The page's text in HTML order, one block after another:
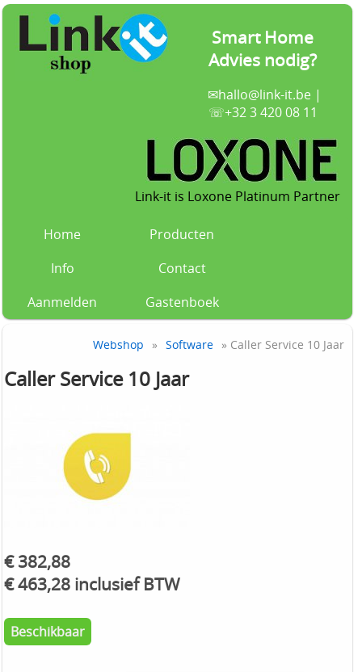
Smart Home
Advies nodig?
✉hallo@link-it.be|
☏+32 3 420 08 11
Link-it is Loxone Platinum Partner
Home
Producten
Info
Contact
Aanmelden
Gastenboek
Webshop » Software » Caller Service 10 Jaar
Caller Service 10 Jaar
€ 382,88
€ 463,28 inclusief BTW
Beschikbaar